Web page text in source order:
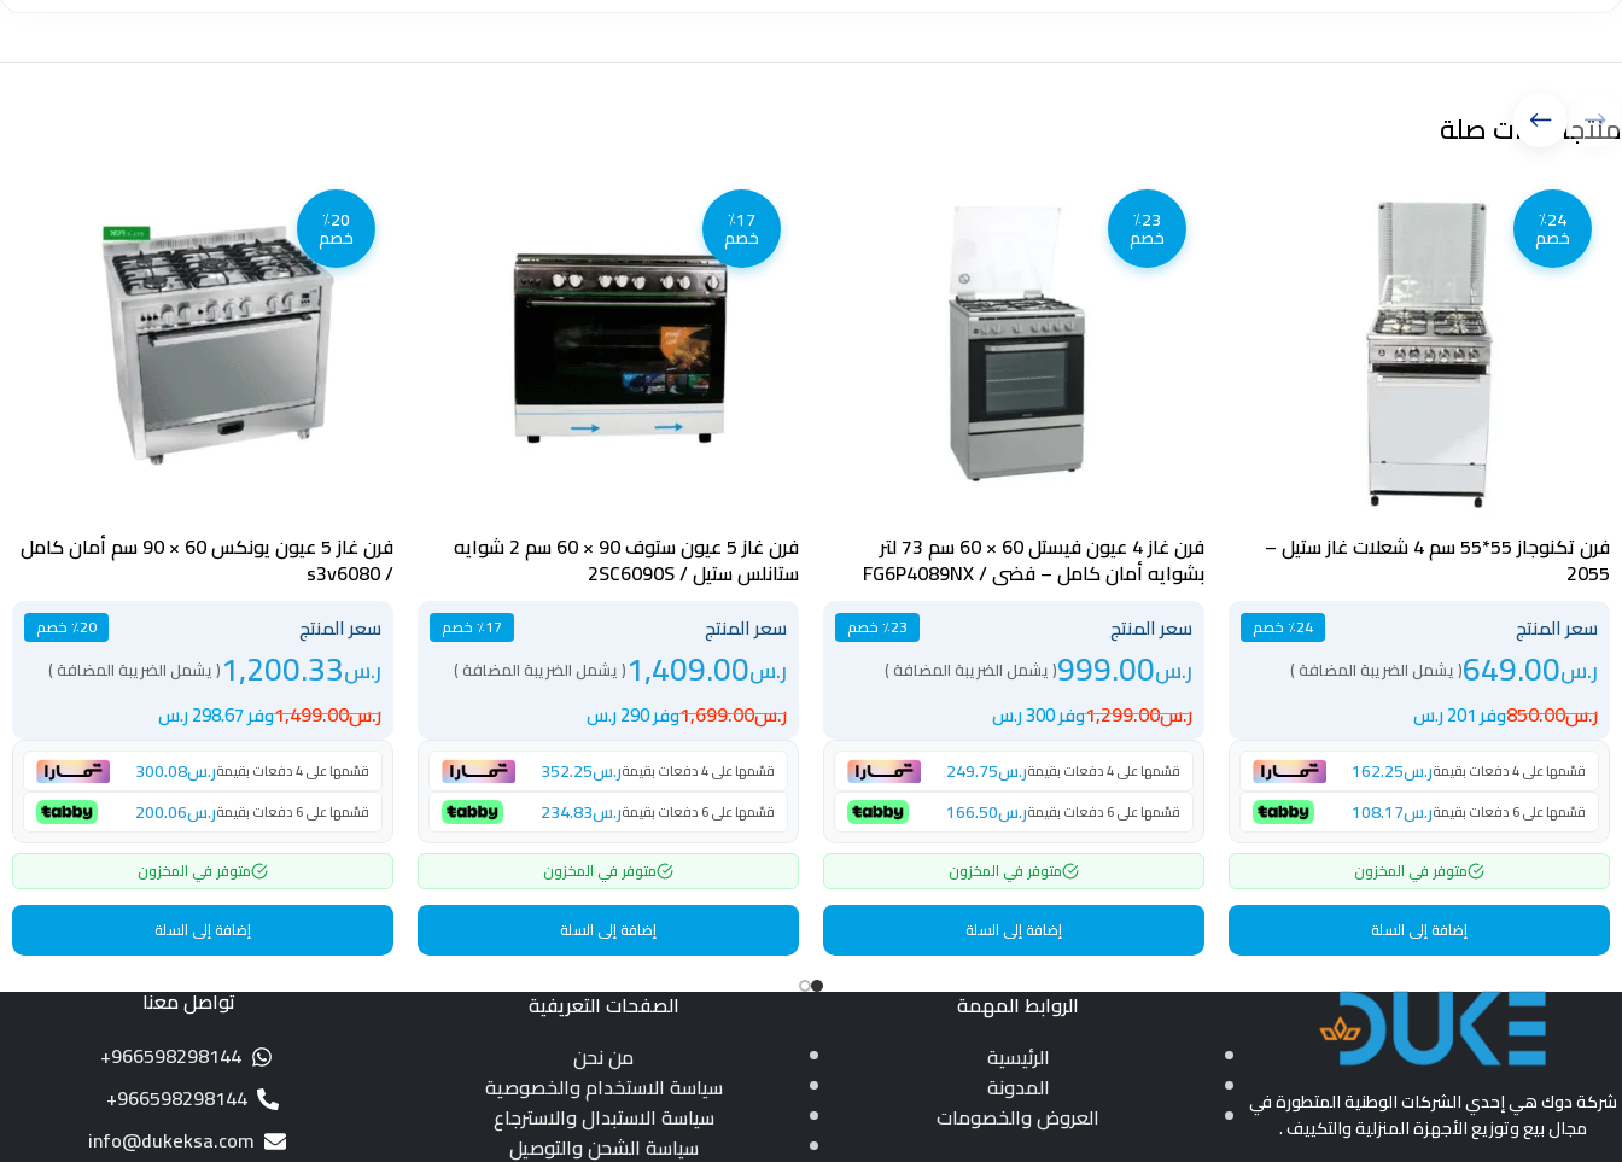
منتجات ذات صلة
٪24
خصم
فرن تكنوجاز 55*55 سم 4 شعلات غاز ستيل –
2055
سعر المنتج ٪24 خصم
ر.س649.00( يشمل الضريبة المضافة )
ر.س850.00وفر 201 ر.س
قسّمها على 4 دفعات بقيمة ر.س162.25
قسّمها على 6 دفعات بقيمة ر.س108.17
متوفر في المخزون
إضافة إلى السلة
٪23
خصم
فرن غاز 4 عيون فيستل 60 × 60 سم 73 لتر
بشوايه أمان كامل – فضى / FG6P4089NX
سعر المنتج ٪23 خصم
ر.س999.00( يشمل الضريبة المضافة )
ر.س1,299.00وفر 300 ر.س
قسّمها على 4 دفعات بقيمة ر.س249.75
قسّمها على 6 دفعات بقيمة ر.س166.50
متوفر في المخزون
إضافة إلى السلة
٪17
خصم
فرن غاز 5 عيون ستوف 90 × 60 سم 2 شوايه
ستانلس ستيل / 2SC6090S
سعر المنتج ٪17 خصم
ر.س1,409.00( يشمل الضريبة المضافة )
ر.س1,699.00وفر 290 ر.س
قسّمها على 4 دفعات بقيمة ر.س352.25
قسّمها على 6 دفعات بقيمة ر.س234.83
متوفر في المخزون
إضافة إلى السلة
٪20
خصم
فرن غاز 5 عيون يونكس 60 × 90 سم أمان كامل
/ s3v6080
سعر المنتج ٪20 خصم
ر.س1,200.33( يشمل الضريبة المضافة )
ر.س1,499.00وفر 298.67 ر.س
قسّمها على 4 دفعات بقيمة ر.س300.08
قسّمها على 6 دفعات بقيمة ر.س200.06
متوفر في المخزون
إضافة إلى السلة
شركة دوك هي إحدي الشركات الوطنية المتطورة في
مجال بيع وتوزيع الأجهزة المنزلية والتكييف .
الروابط المهمة
الرئيسية
المدونة
العروض والخصومات
الصفحات التعريفية
من نحن
سياسة الاستخدام والخصوصية
سياسة الاستبدال والاسترجاع
سياسة الشحن والتوصيل
تواصل معنا
966598298144+
966598298144+
info@dukeksa.com